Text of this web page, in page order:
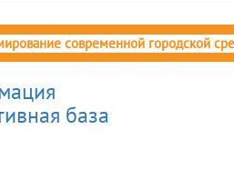
современной городской
база